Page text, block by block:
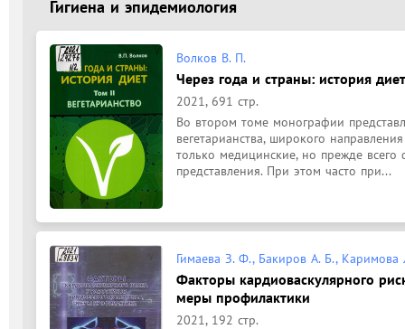
Гигиена и эпидемиология
Волков В. П.
Через года и страны: история
2021, 691 стр.
Во втором томе монографии
вегетарианства, широкого
только медицинские, но прежде
представления. При этом часто при...
Гимаева З. Ф., Бакиров А. Б., Каримова
Факторы кардиоваскулярного
меры профилактики
2021, 192 стр.